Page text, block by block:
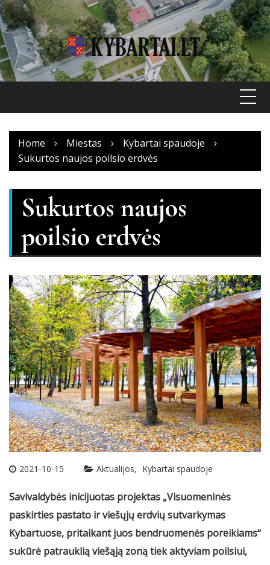
Skip
to
content
Home Miestas
Kybartai spaudoje
Sukurtos naujos poilsio erdvės
Sukurtos naujos
poilsio erdvės
2021-10-15 Aktualijos Kybartai spaudoje
Savivaldybės inicijuotas projektas „Visuomeninės
paskirties pastato ir viešųjų erdvių sutvarkymas
Kybartuose, pritaikant juos bendruomenės poreikiams“
sukūrė patrauklią viešąją zoną tiek aktyviam poilsiui,